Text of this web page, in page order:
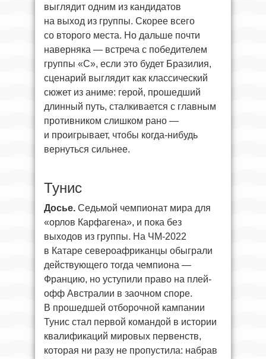
выглядит одним из кандидатов
на выход из группы. Скорее всего
со второго места. Но дальше почти
наверняка — встреча с победителем
группы «С», если это будет Бразилия,
сценарий выглядит как классический
сюжет из аниме: герой, прошедший
длинный путь, сталкивается с главным
противником слишком рано —
и проигрывает, чтобы когда-нибудь
вернуться сильнее.
Тунис
Досье. Седьмой чемпионат мира для
«орлов Карфагена», и пока без
выходов из группы. На ЧМ-2022
в Катаре североафриканцы обыграли
действующего тогда чемпиона —
Францию, но уступили право на плей-
офф Австралии в заочном споре.
В прошедшей отборочной кампании
Тунис стал первой командой в истории
квалификаций мировых первенств,
которая ни разу не пропустила: набрав